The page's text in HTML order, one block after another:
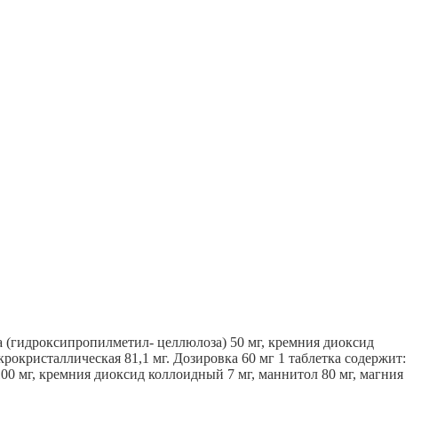
целлюлоза) 50 мг, кремния диоксид
81,1 мг. Дозировка 60 мг 1 таблетка содержит:
мг, кремния диоксид коллоидный 7 мг, маннитол 80 мг, магния